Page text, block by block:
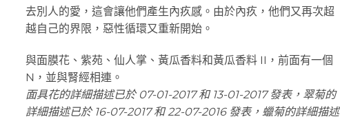
去別人的愛，這會讓他們產生內疚感。由於內疚，他們又再次超
越自己的界限，惡性循環又重新開始。
與面膜花、紫苑、仙人掌、黃瓜香料和黃瓜香料 II，前面有一個
N，並與腎經相連。
面具花的詳細描述已於 07-01-2017 和 13-01-2017 發表，翠菊的
詳細描述已於 16-07-2017 和 22-07-2016 發表，蠟菊的詳細描述